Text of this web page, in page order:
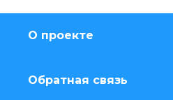
О проекте
Обратная связь